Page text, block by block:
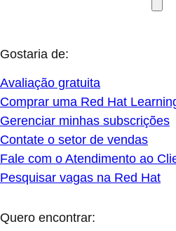
Gostaria de:
Avaliação gratuita
Comprar uma Red Hat
Gerenciar minhas subscrições
Contate o setor de vendas
Fale com o Atendimento ao
Pesquisar vagas na Red Hat
Quero encontrar: